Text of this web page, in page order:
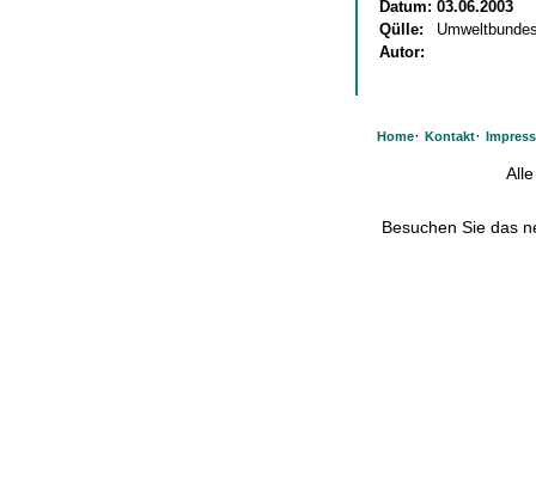
Datum: 03.06.2003
Qülle:
Autor:
Home· Kontakt·
Besuchen Sie das